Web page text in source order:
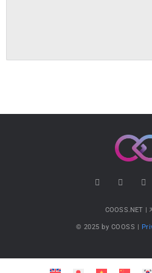
COOSS.NET |
© 2025 by COOSS |